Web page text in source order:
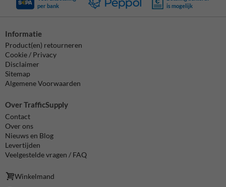
per bank
is mogelijk
Informatie
Product(en) retourneren
Cookie / Privacy
Disclaimer
Sitemap
Algemene Voorwaarden
Over TrafficSupply
Contact
Over ons
Nieuws en Blog
Levertijden
Veelgestelde vragen / FAQ
Winkelmand